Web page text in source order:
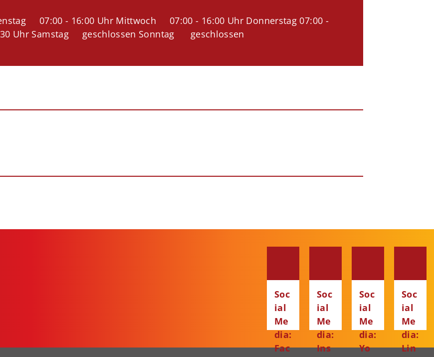
07:00 - 16:00 Uhr Mittwoch 07:00 - 16:00 Uhr Donnerstag 07:00 -
Uhr Samstag geschlossen Sonntag geschlossen
Soc
ial
Me
dia:
Fac
Soc
ial
Me
dia:
Ins
Soc
ial
Me
dia:
Yo
Soc
ial
Me
dia:
Lin